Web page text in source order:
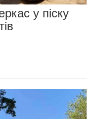
у піску